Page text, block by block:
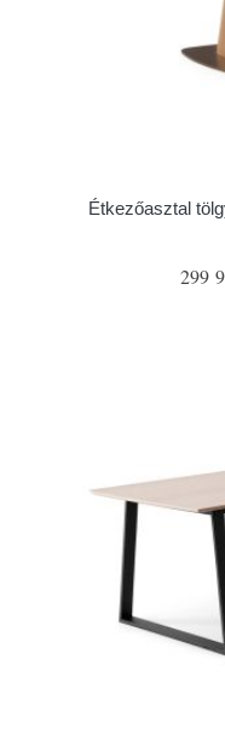
Étkezőasztal
299